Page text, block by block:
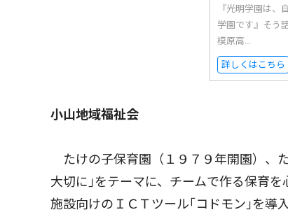
『光明学園は、
学園です』そう
模原高...
詳しくはこちら
小山地域福祉会
たけの子保育園（１９７９年開園）、
大切に｣をテーマに、チームで作る保育
施設向けのＩＣＴツール｢コドモン｣を導